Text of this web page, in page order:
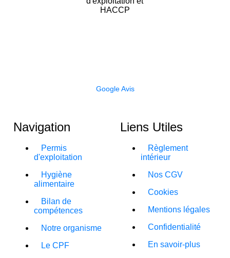
Google Avis
Navigation
Permis
d'exploitation
Hygiène
alimentaire
Bilan de
compétences
Notre organisme
Le CPF
Liens Utiles
Règlement
intérieur
Nos CGV
Cookies
Mentions légales
Confidentialité
En savoir-plus